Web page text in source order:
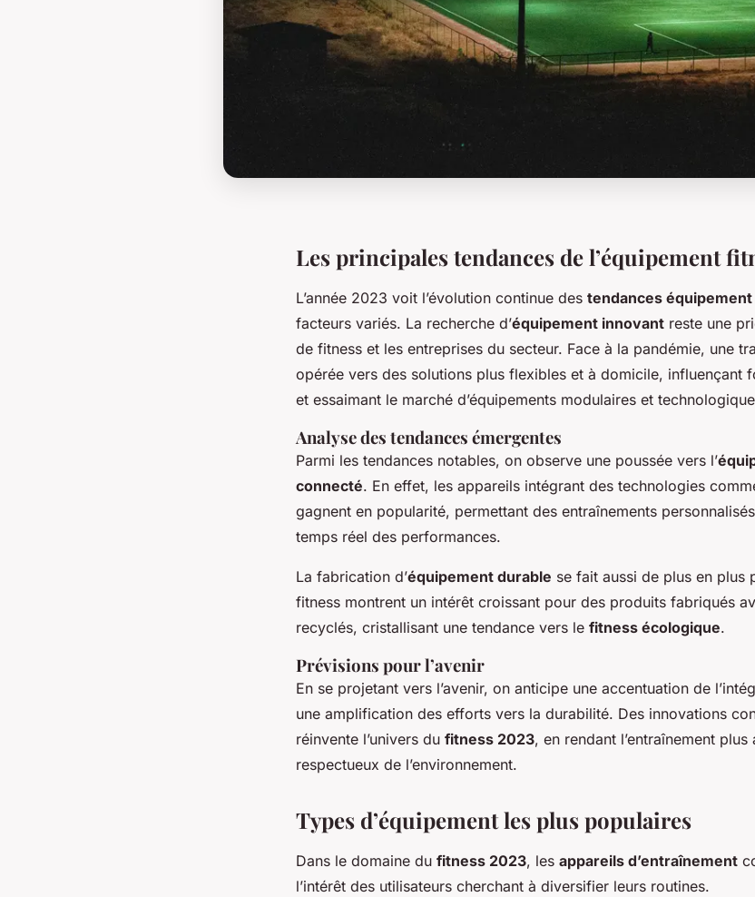
Les principales tendances de l’équipement
L’année 2023 voit l’évolution continue des tendances
facteurs variés. La recherche d’équipement innovant reste une
de fitness et les entreprises du secteur. Face à la pandémie, une
opérée vers des solutions plus flexibles et à domicile, influençant
et essaimant le marché d’équipements modulaires et
Analyse des tendances émergentes
Parmi les tendances notables, on observe une poussée vers l’
connecté. En effet, les appareils intégrant des technologies
gagnent en popularité, permettant des entraînements
temps réel des performances.
La fabrication d’équipement durable se fait aussi de plus en plus
fitness montrent un intérêt croissant pour des produits fabriqués
recyclés, cristallisant une tendance vers le fitness écologique.
Prévisions pour l’avenir
En se projetant vers l’avenir, on anticipe une accentuation de
une amplification des efforts vers la durabilité. Des innovations
réinvente l’univers du fitness 2023, en rendant l’entraînement
respectueux de l’environnement.
Types d’équipement les plus populaires
Dans le domaine du fitness 2023, les appareils d’entraînement
l’intérêt des utilisateurs cherchant à diversifier leurs routines.